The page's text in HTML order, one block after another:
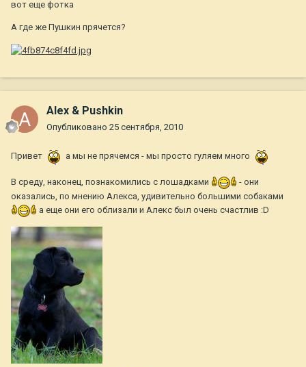
вот еще фотка
А где же Пушкин прячется?
Alex & Pushkin
Опубликовано 25 сентября, 2010
Привет а мы не прячемся - мы просто гуляем много
В среду, наконец, познакомились с лошадками
- они
оказались, по мнению Алекса, удивительно большими собаками
а еще они его облизали и Алекс был очень счастлив :D